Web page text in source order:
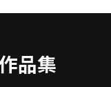
品集